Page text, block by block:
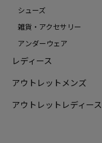
シューズ
雑貨・アクセサリー
アンダーウェア
レディース
アウトレットメンズ
アウトレットレディース